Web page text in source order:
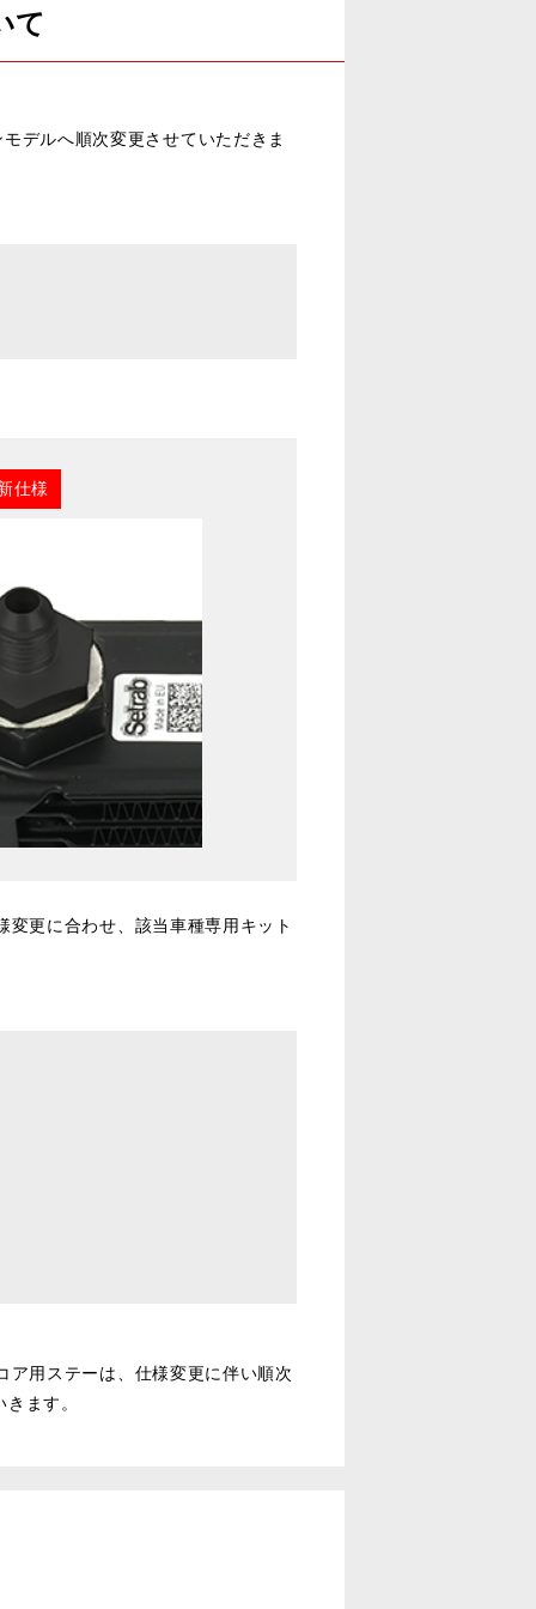
て
デルへ順次変更させていただきま
仕様
更に合わせ、該当車種専用キット
ア用ステーは、仕様変更に伴い順次
ます。